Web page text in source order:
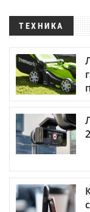
ТЕХНИКА